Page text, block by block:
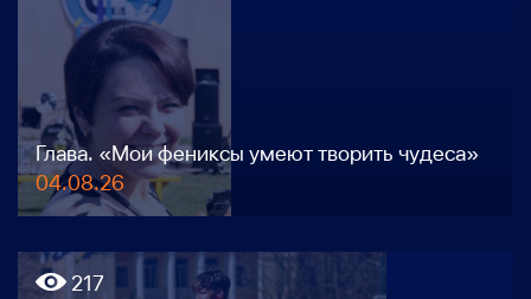
Глава. «Мои фениксы умеют творить чудеса»
04.08.26
217